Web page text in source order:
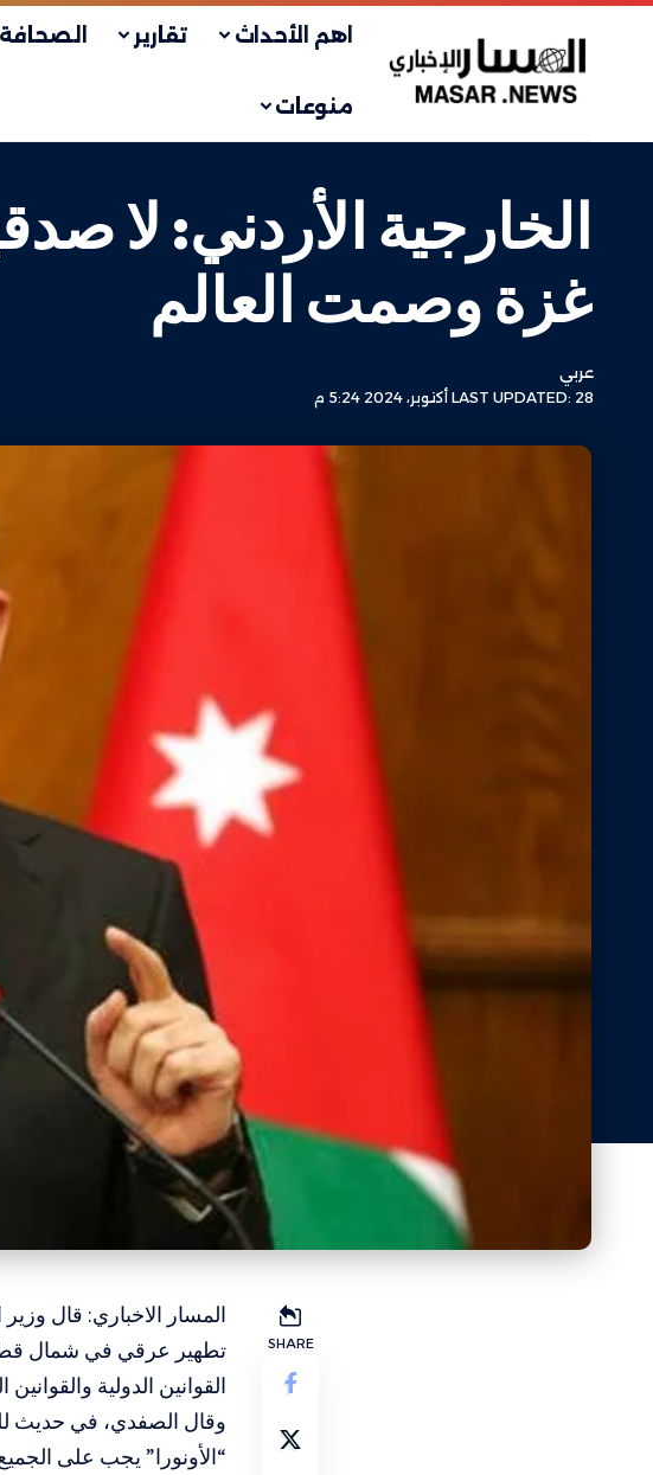
اهم الأحداث تقارير
منوعات
الخارجية الأردني: لا
غزة وصمت العالم
LAST UPDATED: 28 أكتوبر، 2024 5:24 م
عربي
SHARE
المسار الاخباري: قال
تطهير عرقي في شمال
القوانين الدولية والقوانين
وقال الصفدي، في حديث
“الأونورا” يجب على